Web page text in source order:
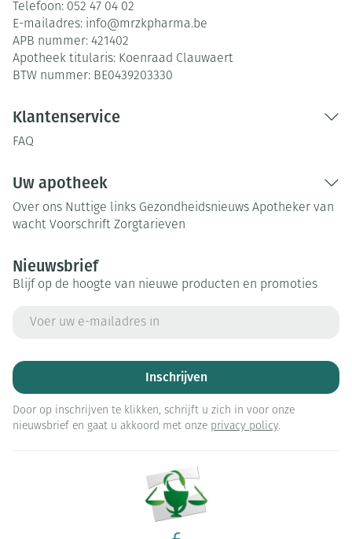
Telefoon: 052 47 04 02
E-mailadres: info@mrzkpharma.be
APB nummer: 421402
Apotheek titularis: Koenraad Clauwaert
BTW nummer: BE0439203330
Klantenservice
FAQ
Uw apotheek
Over ons Nuttige links Gezondheidsnieuws Apotheker van
wacht Voorschrift Zorgtarieven
Nieuwsbrief
Blijf op de hoogte van nieuwe producten en promoties
Inschrijven
Door op inschrijven te klikken, schrijft u zich in voor onze
nieuwsbrief en gaat u akkoord met onze privacy policy.